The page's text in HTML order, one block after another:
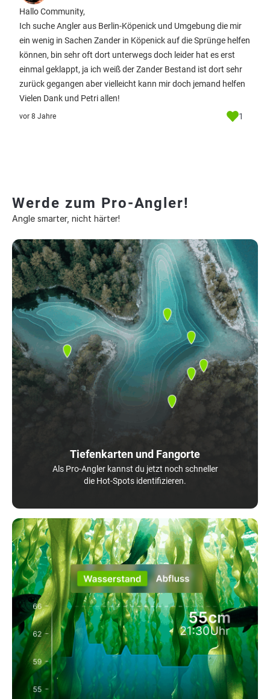
Hallo Community,
Ich suche Angler aus Berlin-Köpenick und Umgebung die mir
ein wenig in Sachen Zander in Köpenick auf die Sprünge helfen
können, bin sehr oft dort unterwegs doch leider hat es erst
einmal geklappt, ja ich weiß der Zander Bestand ist dort sehr
zurück gegangen aber vielleicht kann mir doch jemand helfen
Vielen Dank und Petri allen!
vor 8 Jahre 1
Werde zum Pro-Angler!
Angle smarter, nicht härter!
Tiefenkarten und Fangorte
Als Pro-Angler kannst du jetzt noch schneller
die Hot-Spots identifizieren.